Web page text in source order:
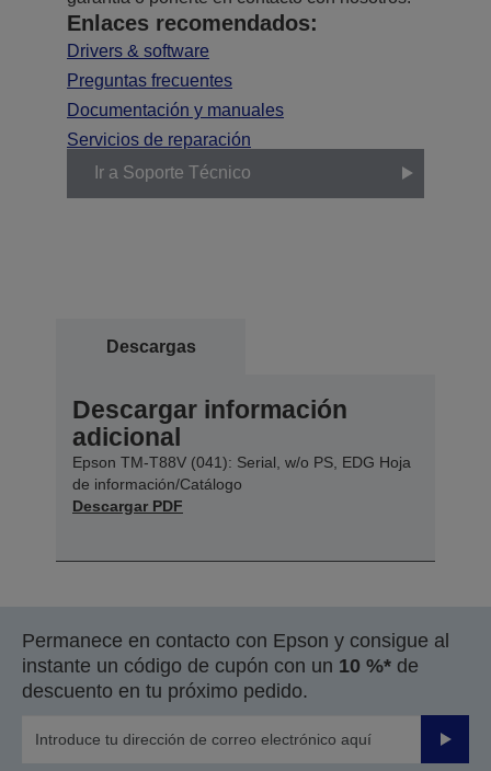
Enlaces recomendados:
Drivers & software
Preguntas frecuentes
Documentación y manuales
Servicios de reparación
Ir a Soporte Técnico
Descargas
Descargar información
adicional
Epson TM-T88V (041): Serial, w/o PS, EDG Hoja
de información/Catálogo
Descargar PDF
Permanece en contacto con Epson y consigue al
instante un código de cupón con un 10 %* de
descuento en tu próximo pedido.
Enviar